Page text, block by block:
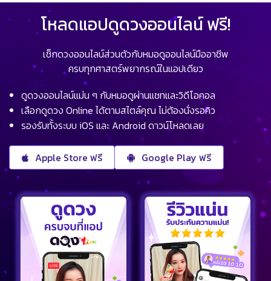
โหลดแอปดูดวงออนไลน์ ฟรี!
เช็กดวงออนไลน์ส่วนตัวกับหมอดูออนไลน์มืออาชีพ
ครบทุกศาสตร์พยากรณ์ในแอปเดียว
ดูดวงออนไลน์แม่น ๆ กับหมอดูผ่านแชทและวิดีโอคอล
เลือกดูดวง Online ได้ตามสไตล์คุณ ไม่ต้องนั่งรอคิว
รองรับทั้งระบบ iOS และ Android ดาวน์โหลดเลย
Apple Store ฟรี Google Play ฟรี